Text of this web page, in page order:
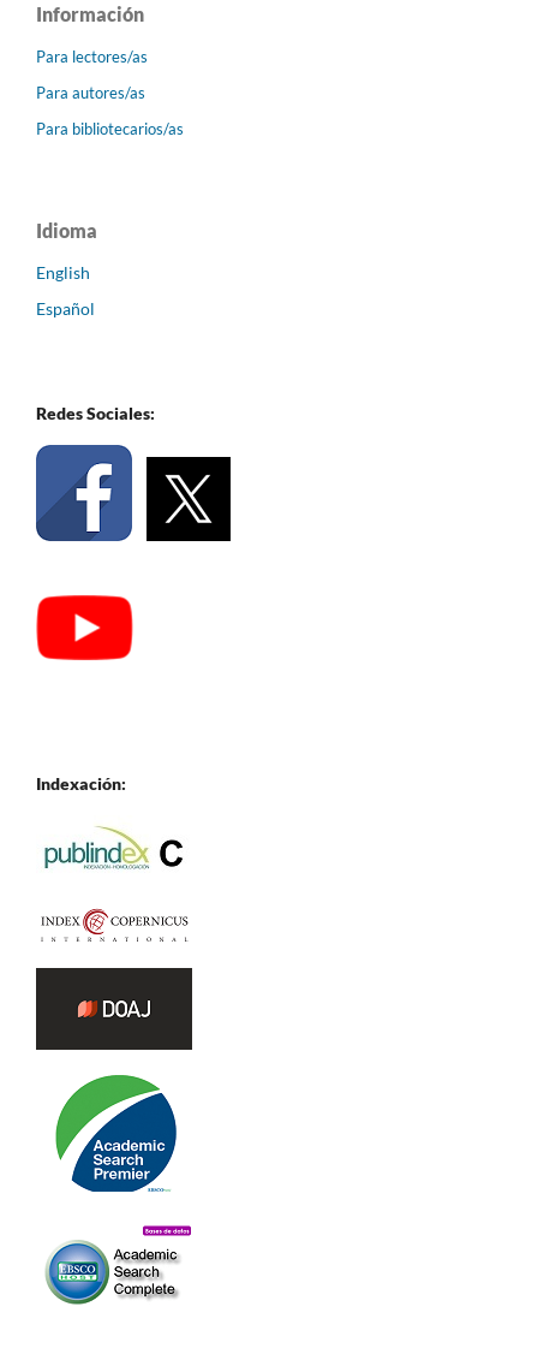
Información
Para lectores/as
Para autores/as
Para bibliotecarios/as
Idioma
English
Español
Redes Sociales:
Indexación: